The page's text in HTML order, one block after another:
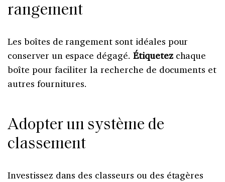
rangement
Les boîtes de rangement sont idéales pour
conserver un espace dégagé. Étiquetezchaque
boîte pour faciliter la recherche de documents et
autres fournitures.
Adopter un système de
classement
Investissez dans des classeurs ou des étagères